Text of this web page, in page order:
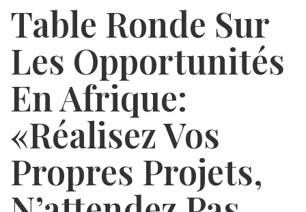
Table Ronde Sur
Les Opportunités
En Afrique:
«Réalisez Vos
Propres Projets,